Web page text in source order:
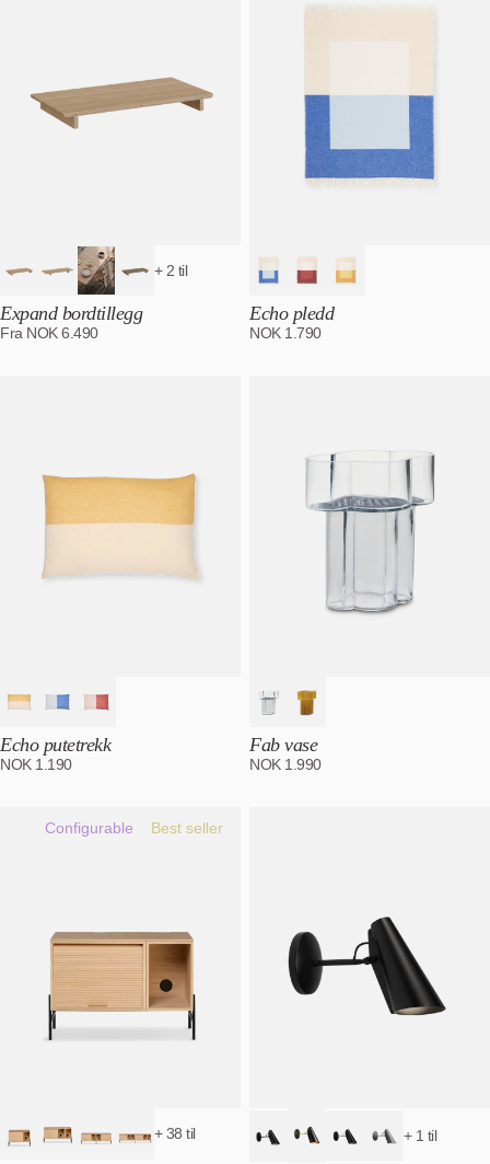
+ 2 til
Expand bordtillegg
Fra NOK6.490
Echo pledd
NOK 1.790
Echo putetrekk
NOK 1.190
Fab vase
NOK 1.990
Configurable Best seller
+ 38 til + 1 til